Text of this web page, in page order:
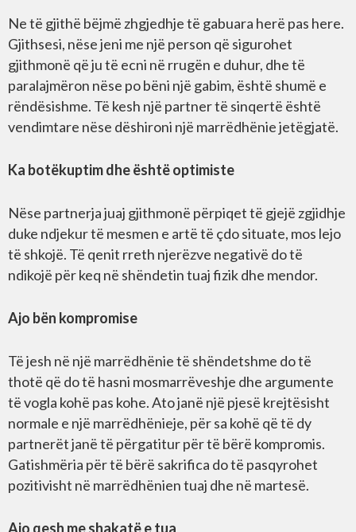
Ne të gjithë bëjmë zhgjedhje të gabuara herë pas here.
Gjithsesi, nëse jeni me një person që sigurohet
gjithmonë që ju të ecni në rrugën e duhur, dhe të
paralajmëron nëse po bëni një gabim, është shumë e
rëndësishme. Të kesh një partner të sinqertë është
vendimtare nëse dëshironi një marrëdhënie jetëgjatë.
Ka botëkuptim dhe është optimiste
Nëse partnerja juaj gjithmonë përpiqet të gjejë zgjidhje
duke ndjekur të mesmen e artë të çdo situate, mos lejo
të shkojë. Të qenit rreth njerëzve negativë do të
ndikojë për keq në shëndetin tuaj fizik dhe mendor.
Ajo bën kompromise
Të jesh në një marrëdhënie të shëndetshme do të
thotë që do të hasni mosmarrëveshje dhe argumente
të vogla kohë pas kohe. Ato janë një pjesë krejtësisht
normale e një marrëdhënieje, për sa kohë që të dy
partnerët janë të përgatitur për të bërë kompromis.
Gatishmëria për të bërë sakrifica do të pasqyrohet
pozitivisht në marrëdhënien tuaj dhe në martesë.
Ajo qesh me shakatë e tua